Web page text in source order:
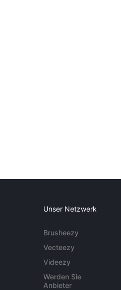
Unser Netzwerk
Brusheezy
Vecteezy
Videezy
Werden Sie
Anbieter